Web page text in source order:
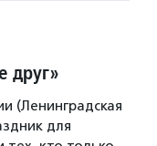
друг»
(Ленинградская
для